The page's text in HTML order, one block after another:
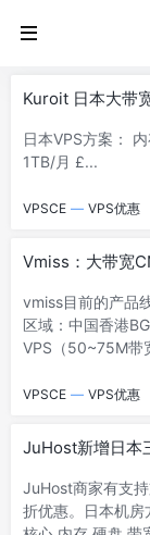
Kuroit 日本大带
日本VPS方案： 内存 核心 硬盘 流量 价格 选择 1GB 1核 15GB
1TB/月 £...
VPSCE — VPS优惠
Vmiss：大带宽
vmiss目前的产品
区域：中国香港
VPS（50~75M带
VPSCE — VPS优惠
JuHost新增日本
JuHost商家有支
折优惠。日本机房